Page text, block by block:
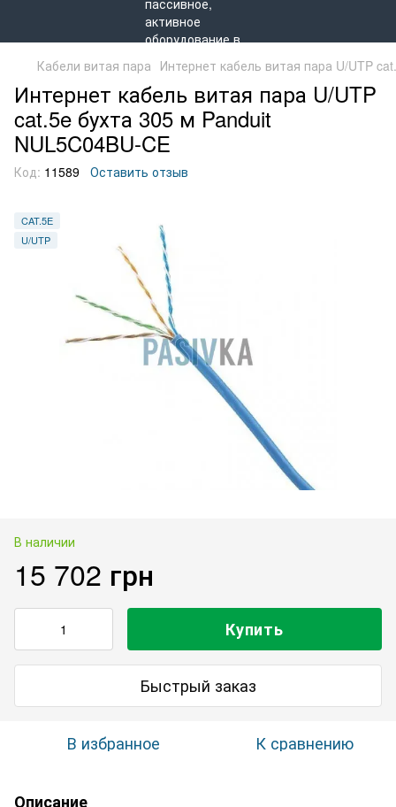
Кабели витая пара Интернет кабель витая пара U/UTP
Интернет кабель витая пара U/UTP
cat.5e бухта 305 м Panduit
NUL5C04BU-CE
Код: 11589 Оставить отзыв
CAT.5E
U/UTP
В наличии
15 702 грн
Купить
Быстрый заказ
В избранное К сравнению
Описание